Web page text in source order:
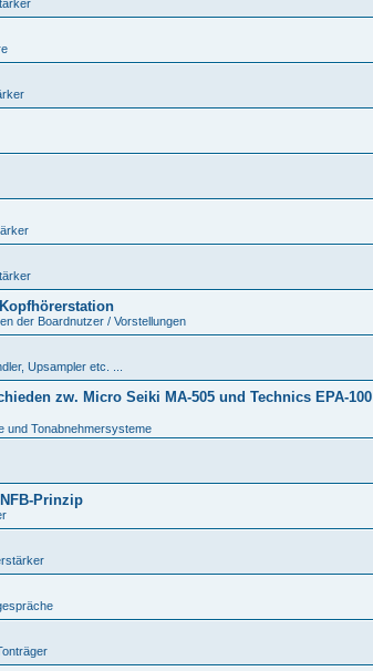
der Boardnutzer / Vorstellungen
Upsampler etc. ...
zw. Micro Seiki MA-505 und Technics EPA-100
und Tonabnehmersysteme
Prinzip